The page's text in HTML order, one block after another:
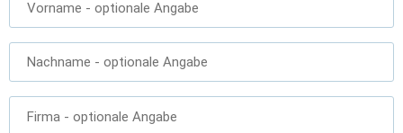
Vorname - optionale Angabe
Nachname - optionale Angabe
Firma - optionale Angabe